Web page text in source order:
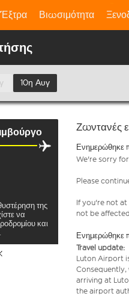
Βιωσιμότητα
10η Αυγ
της
να
και
Ζωντανές
Ενημερώθηκε
We're sorry
Please
If you're not
not be
Ενημερώθηκε
Travel update:
Luton Airport
arriving at
the airport